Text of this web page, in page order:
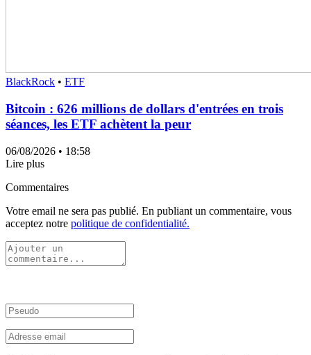
BlackRock • ETF
Bitcoin : 626 millions de dollars d'entrées en trois
séances, les ETF achètent la peur
06/08/2026 • 18:58
Lire plus
Commentaires
Votre email ne sera pas publié. En publiant un commentaire, vous
acceptez notre politique de confidentialité.